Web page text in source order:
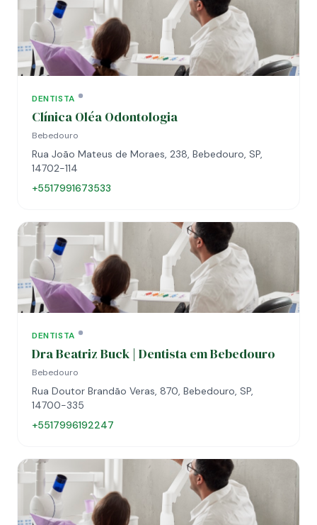
DENTISTA
Clínica Oléa Odontologia
Bebedouro
Rua João Mateus de Moraes, 238, Bebedouro, SP,
14702-114
+5517991673533
DENTISTA
Dra Beatriz Buck | Dentista em Bebedouro
Bebedouro
Rua Doutor Brandão Veras, 870, Bebedouro, SP,
14700-335
+5517996192247